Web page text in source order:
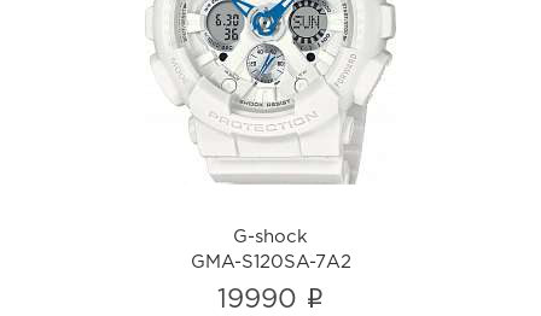
G-shock
GMA-S120SA-7A2
i
G-shock
GMA-S120SA-7A2
19990 i